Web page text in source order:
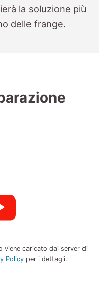
la soluzione più
delle frange.
viene caricato dai server di
Policy per i dettagli.